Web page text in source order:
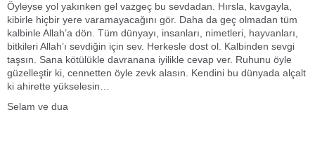
Öyleyse yol yakınken gel vazgeç bu sevdadan. Hırsla, kavgayla,
kibirle hiçbir yere varamayacağını gör. Daha da geç olmadan tüm
kalbinle Allah’a dön. Tüm dünyayı, insanları, nimetleri, hayvanları,
bitkileri Allah’ı sevdiğin için sev. Herkesle dost ol. Kalbinden sevgi
taşsın. Sana kötülükle davranana iyilikle cevap ver. Ruhunu öyle
güzelleştir ki, cennetten öyle zevk alasın. Kendini bu dünyada alçalt
ki ahirette yükselesin…
Selam ve dua